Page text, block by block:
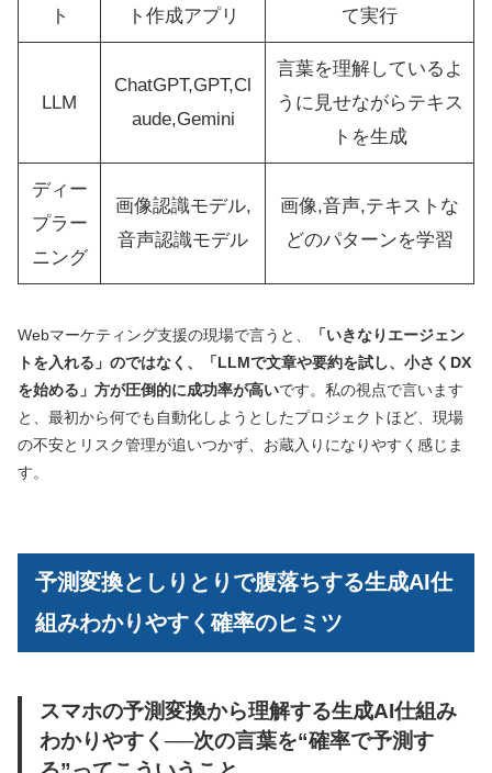
ト
ト作成アプリ
て実行
LLM
ChatGPT,GPT,Cl
aude,Gemini
言葉を理解しているよ
うに見せながらテキス
トを生成
ディー
プラー
ニング
画像認識モデル,
音声認識モデル
画像,音声,テキストな
どのパターンを学習
Webマーケティング支援の現場で言うと、
「いきなりエージェン
トを入れる」のではなく、「LLMで文章や要約を試し、小さくDX
を始める」方が圧倒的に成功率が高いです。私の視点で言います
と、最初から何でも自動化しようとしたプロジェクトほど、現場
の不安とリスク管理が追いつかず、お蔵入りになりやすく感じま
す。
予測変換としりとりで腹落ちする生成AI仕
組みわかりやすく確率のヒミツ
スマホの予測変換から理解する生成AI仕組み
わかりやすく──次の言葉を“確率で予測す